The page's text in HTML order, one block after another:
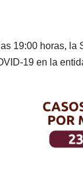
19:00 horas,
19 en la